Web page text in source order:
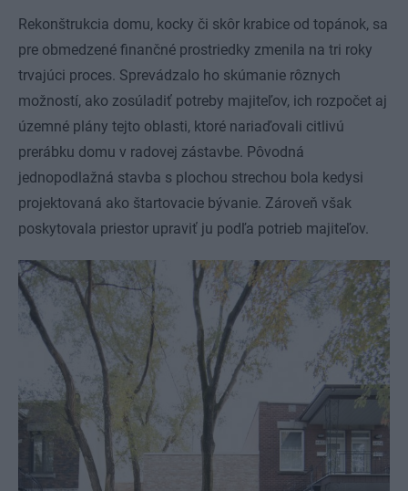
Rekonštrukcia domu, kocky či skôr krabice od topánok, sa
pre obmedzené finančné prostriedky zmenila na tri roky
trvajúci proces. Sprevádzalo ho skúmanie rôznych
možností, ako zosúladiť potreby majiteľov, ich rozpočet aj
územné plány tejto oblasti, ktoré nariaďovali citlivú
prerábku domu v radovej zástavbe. Pôvodná
jednopodlažná stavba s plochou strechou bola kedysi
projektovaná ako štartovacie bývanie. Zároveň však
poskytovala priestor upraviť ju podľa potrieb majiteľov.